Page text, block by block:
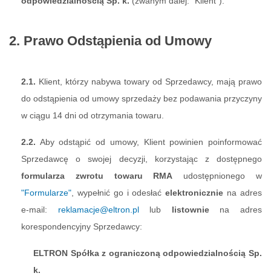
2. Prawo Odstąpienia od Umowy
2.1. Klient, którzy nabywa towary od Sprzedawcy, mają prawo
do odstąpienia od umowy sprzedaży bez podawania przyczyny
w ciągu 14 dni od otrzymania towaru.
2.2. Aby odstąpić od umowy, Klient powinien poinformować
Sprzedawcę o swojej decyzji, korzystając z dostępnego
formularza zwrotu towaru RMA udostępnionego w
"Formularze" , wypełnić go i odesłaćelektronicznie na adres
e-mail: reklamacje@eltron.pllub listowniena adres
korespondencyjny Sprzedawcy:
ELTRON Spółka z ograniczoną odpowiedzialnością Sp.
k.